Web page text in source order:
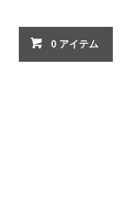
0 アイテム